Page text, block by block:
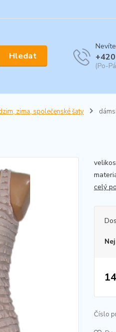
Hledat
(Po-
zima, společenské šaty
celý
Číslo